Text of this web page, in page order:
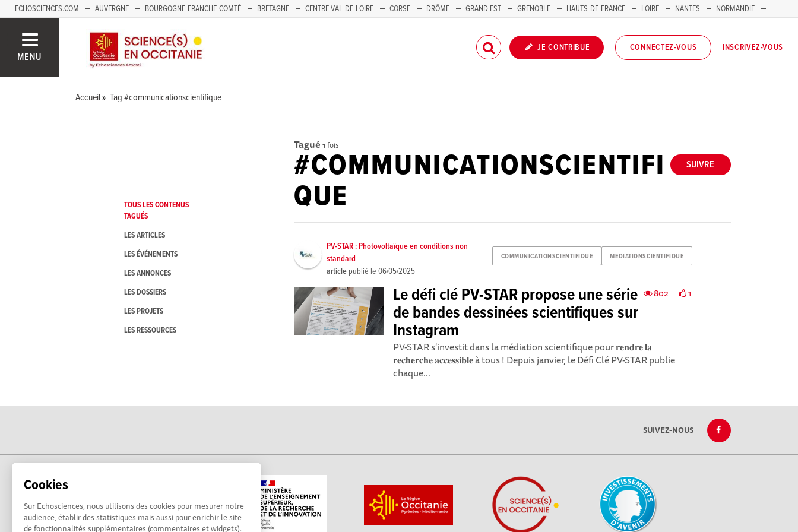
Cookies
Sur Echosciences, nous utilisons des cookies pour mesurer notre
audience, établir des statistiques mais aussi pour enrichir le site
de fonctionnalités supplémentaires (commentaires et widgets).
ECHOSCIENCES.COM AUVERGNE BOURGOGNE-FRANCHE-COMTÉ BRETAGNE CENTRE VAL-DE-LOIRE CORSE DRÔME GRAND EST GRENOBLE HAUTS-DE-FRANCE LOIRE NANTES
NORMANDIE
MENU
JE CONTRIBUE CONNECTEZ-VOUS INSCRIVEZ-VOUS
Accueil Tag #communicationscientifique
TOUS LES CONTENUS
TAGUÉS
LES ARTICLES
LES ÉVÉNEMENTS
LES ANNONCES
LES DOSSIERS
LES PROJETS
LES RESSOURCES
Tagué 1 fois
SUIVRE
#COMMUNICATIONSCIENTIFI
QUE
COMMUNICATIONSCIENTIFIQUE MEDIATIONSCIENTIFIQUE
PV-STAR : Photovoltaïque en conditions non
standard
article publié le06/05/2025
802 1
Le défi clé PV-STAR propose une série
de bandes dessinées scientifiques sur
Instagram
PV-STAR s'investit dans la médiation scientifique pour 𝐫𝐞𝐧𝐝𝐫𝐞 𝐥𝐚
𝐫𝐞𝐜𝐡𝐞𝐫𝐜𝐡𝐞 𝐚𝐜𝐜𝐞𝐬𝐬𝐢𝐛𝐥𝐞 à tous ! Depuis janvier, le Défi Clé PV-STAR publie
chaque...
SUIVEZ-NOUS